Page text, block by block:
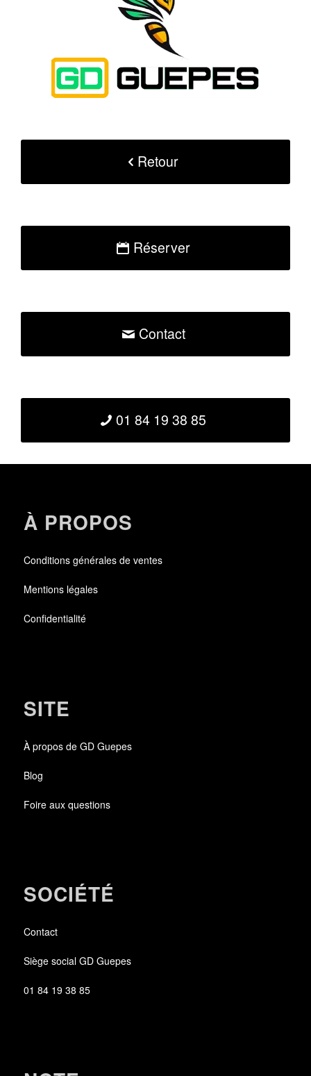
Retour
Réserver
Contact
01 84 19 38 85
À PROPOS
Conditions générales de ventes
Mentions légales
Confidentialité
SITE
À propos de GD Guepes
Blog
Foire aux questions
SOCIÉTÉ
Contact
Siège social GD Guepes
01 84 19 38 85